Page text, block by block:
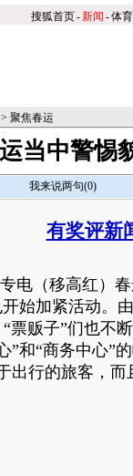
搜狐首页-新闻 -体育
> 聚焦春运
当中警惕
我来说两句(0)
有奖评新
（移高红）春
始加紧活动。
票贩子”们也不
”和“商务中心”
出行的旅客，